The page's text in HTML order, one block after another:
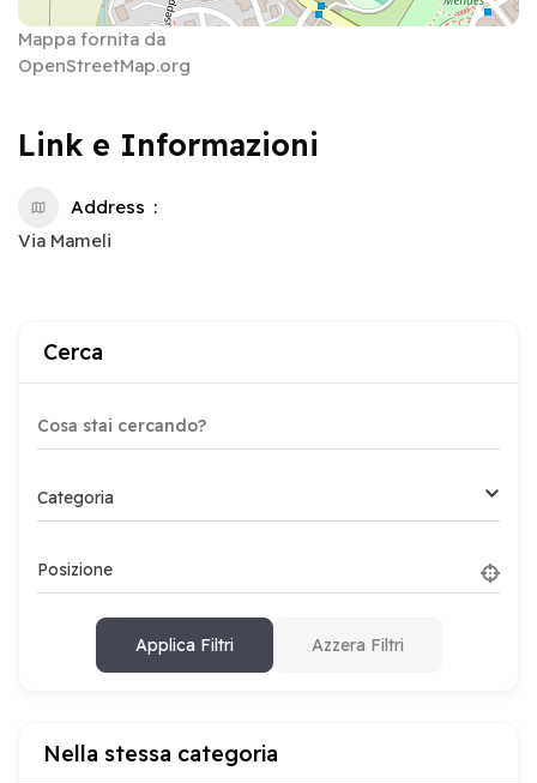
Mappa fornita da
OpenStreetMap.org
Link e Informazioni
Address
Via Mameli
Cerca
Categoria
Posizione
Applica Filtri Azzera Filtri
Nella stessa categoria